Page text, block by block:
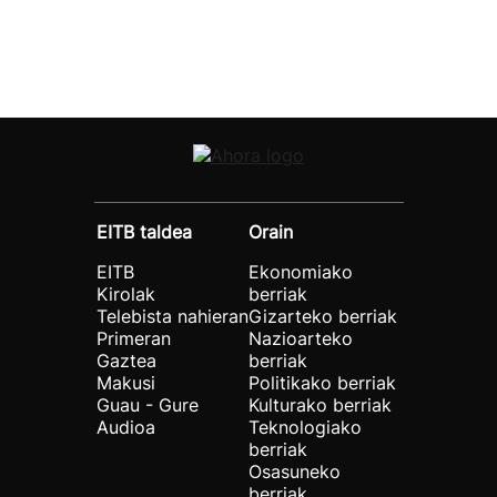
EITB taldea
EITB
Kirolak
Telebista nahieran
Primeran
Gaztea
Makusi
Guau - Gure
Audioa
Orain
Ekonomiako
berriak
Gizarteko berriak
Nazioarteko
berriak
Politikako berriak
Kulturako berriak
Teknologiako
berriak
Osasuneko